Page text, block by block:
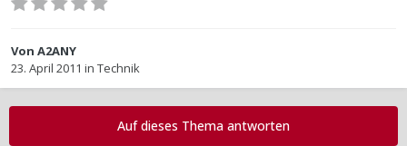
Von A2ANY
23. April 2011 in Technik
Auf dieses Thema antworten